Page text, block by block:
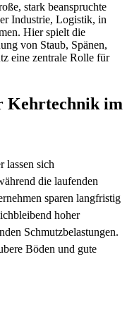
stark beanspruchte
Industrie, Logistik, in
Hier spielt die
von Staub, Spänen,
eine zentrale Rolle für
Kehrtechnik im
lassen sich
die laufenden
sparen langfristig
hoher
Schmutzbelastungen.
Böden und gute